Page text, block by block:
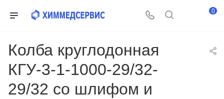
0
Колба круглодонная
КГУ-3-1-1000-29/32-
29/32 со шлифом и